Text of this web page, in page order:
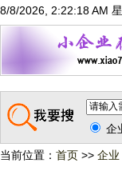
8/8/2026, 2:22:19 AM
企
当前位置： 首页 >> 企业